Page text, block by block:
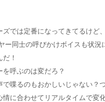
では定番になってきてるけど
ー同士の呼びかけボイスも状況
！
呼ぶのは変だろ？
喋るのもおかしいじゃない？
に合わせてリアルタイムで変